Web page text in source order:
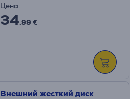
Цена:
34.99 €
Внешний жесткий диск